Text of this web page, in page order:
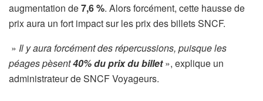
augmentation de7,6 %. Alors forcément, cette hausse de
prix aura un fort impact sur les prix des billets SNCF.
» Il y aura forcément des répercussions, puisque les
péages pèsent40% du prix du billet», explique un
administrateur de SNCF Voyageurs.